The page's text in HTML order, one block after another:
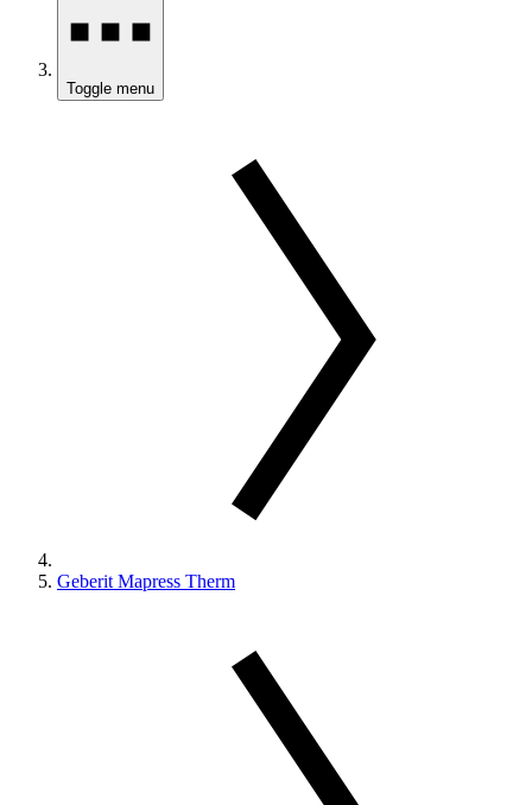
Toggle menu
Geberit Mapress Therm